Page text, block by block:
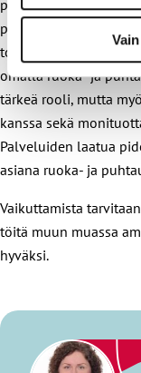
puhtauspalvelujen
toteutettavaksi ei
omalla ruoka- ja
tärkeä rooli, mutta
kanssa sekä
Palveluiden laatua
asiana ruoka- ja
Vaikuttamista
töitä muun muassa
hyväksi.